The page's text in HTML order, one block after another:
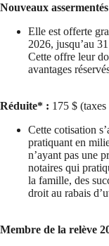
Nouveaux
Elle est offerte
2026, jusqu’au
Cette offre leur
avantages
Réduite* : 175 $ (taxes
Cette cotisation
pratiquant en
n’ayant pas une
notaires qui
la famille, des
droit au rabais
Membre de la relève